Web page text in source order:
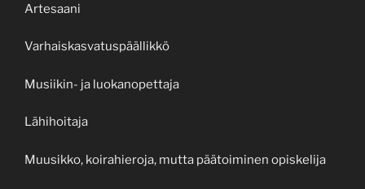
Artesaani
Varhaiskasvatuspäällikkö
Musiikin- ja luokanopettaja
Lähihoitaja
Muusikko, koirahieroja, mutta päätoiminen opiskelija